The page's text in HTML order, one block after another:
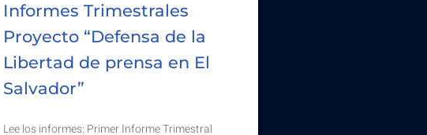
Informes Trimestrales
Proyecto “Defensa de la
Libertad de prensa en El
Salvador”
Lee los informes: Primer Informe Trimestral